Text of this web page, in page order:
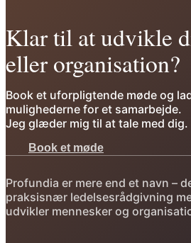
Klar til at udvikle
eller organisation?
Book et uforpligtende møde og
mulighederne for et samarbejde.
Jeg glæder mig til at tale med dig.
Book et møde
Profundia er mere end et navn –
praksisnær ledelsesrådgivning
udvikler mennesker og